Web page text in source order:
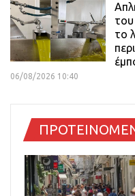
του
το
06/08/2026 10:40